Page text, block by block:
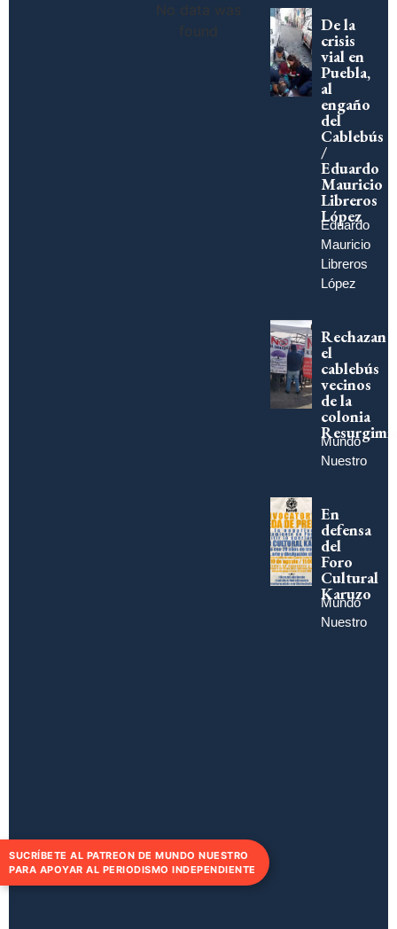
No data was
found
De la
crisis
vial en
Puebla,
al
engaño
del
Cablebús
/
Eduardo
Mauricio
Libreros
López
Eduardo
Mauricio
Libreros
López
Rechazan
el
cablebús
vecinos
de la
colonia
Mundo
Nuestro
En
defensa
del
Foro
Cultural
Karuzo
Mundo
Nuestro
SUCRÍBETE AL PATREON DE MUNDO NUESTRO
PARA APOYAR AL PERIODISMO INDEPENDIENTE